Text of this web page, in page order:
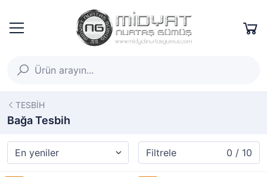
TESBİH
Bağa Tesbih
Filtrele 0 / 10